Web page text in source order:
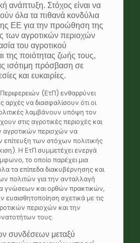
ανάπτυξη. Στόχος είναι να
όλα τα πιθανά κονδύλια
της ΕΕ για την προώθηση της
των αγροτικών περιοχών
του αγροτικού
της ποιότητας ζωής τους,
ισότιμη πρόσβαση σε
και ευκαιρίες.
(ΕτΠ) ενθαρρύνει
αρχές να διασφαλίσουν ότι οι
λαμβάνουν υπόψη τον
στις αγροτικές περιοχές και
αγροτικών περιοχών να
των στόχων πολιτικής
Η ΕτΠ συμμετέχει ενεργά
το οποίο παρέχει μια
τα επίπεδα διακυβέρνησης και
πολιτών για την ανταλλαγή
γνώσεων και ορθών πρακτικών,
ευαισθητοποίηση σχετικά με τις
περιοχών και την
τους.
συνδέσεων μεταξύ